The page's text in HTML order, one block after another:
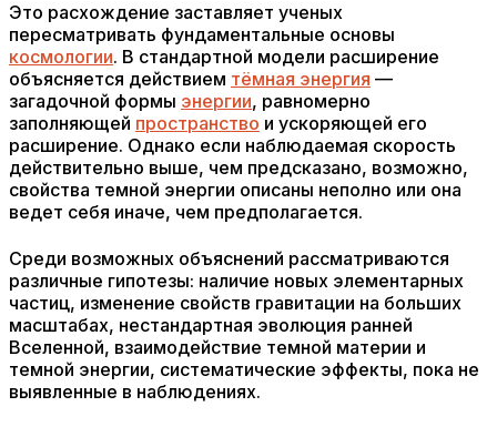
Это расхождение заставляет ученых
пересматривать фундаментальные основы
космологии. В стандартной модели расширение
объясняется действием тёмная энергия —
загадочной формы энергии, равномерно
заполняющей пространство и ускоряющей его
расширение. Однако если наблюдаемая скорость
действительно выше, чем предсказано, возможно,
свойства темной энергии описаны неполно или она
ведет себя иначе, чем предполагается.
Среди возможных объяснений рассматриваются
различные гипотезы: наличие новых элементарных
частиц, изменение свойств гравитации на больших
масштабах, нестандартная эволюция ранней
Вселенной, взаимодействие темной материи и
темной энергии, систематические эффекты, пока не
выявленные в наблюдениях.